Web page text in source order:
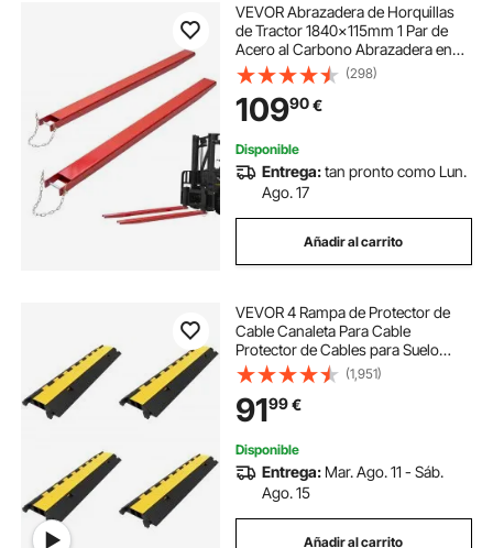
VEVOR Abrazadera de Horquillas
de Tractor 1840x115mm 1 Par de
Acero al Carbono Abrazadera en
Horquillas de Paletas Carga 1815T
con Pasadores para Mover y
Transportar Cargas Pesadas y
Voluminosas, Rojo
(298)
10990€
Disponible
Entrega:tan pronto como Lun.
Ago. 17
Añadir al carrito
VEVOR 4 Rampa de Protector de
Cable Canaleta Para Cable
Protector de Cables para Suelo
Capacidad de Carga 20-40
Toneladas Pasacables Suelo
103x25,5x5 cm
(1,951)
9199€
Disponible
Entrega: Mar. Ago. 11 - Sáb.
Ago. 15
Añadir al carrito